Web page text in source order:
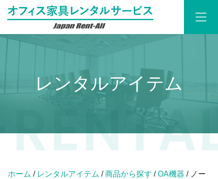
レンタルアイテム
ホーム / レンタルアイテム /商品から探す /OA機器 / ノー